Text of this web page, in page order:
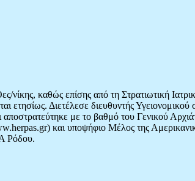
νίκης, καθώς επίσης από τη Στρατιωτική
ετησίως. Διετέλεσε διευθυντής
με το βαθμό του Γενικού
και υποψήφιο Μέλος της
Ρόδου.